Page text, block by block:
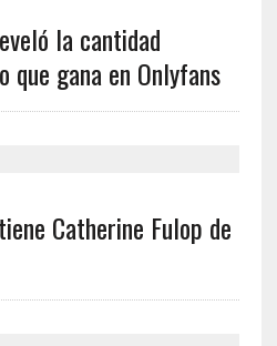
la cantidad
que gana en Onlyfans
Catherine Fulop de